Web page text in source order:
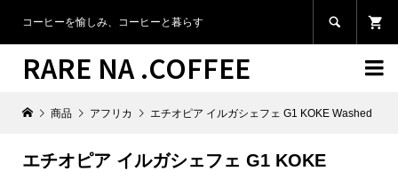
コーヒーを愉しみ、コーヒーと暮らす 
RARE NA .COFFEE 
商品 アフリカ エチオピア イルガシェフェ G1 KOKE Washed
エチオピア イルガシェフェ G1 KOKE